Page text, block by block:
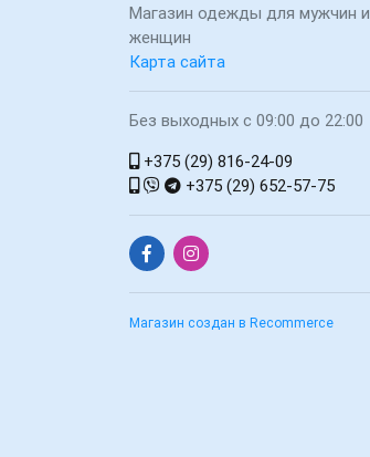
Магазин одежды для мужчин и
женщин
Карта сайта
Без выходных с 09:00 до 22:00
+375 (29) 816-24-09
+375 (29) 652-57-75
Магазин создан в Recommerce